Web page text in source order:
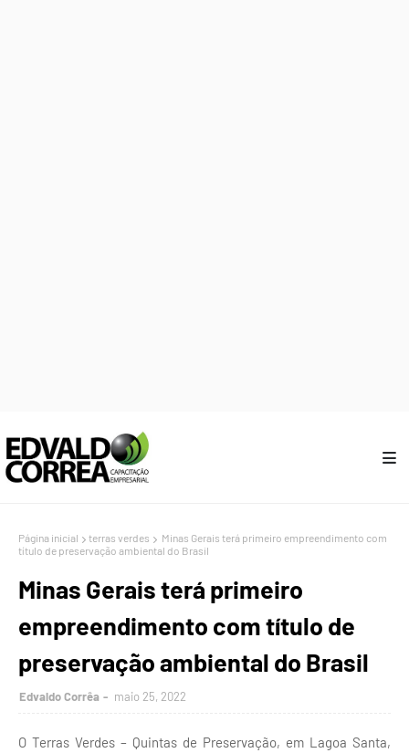
Página inicial terras verdes
Minas Gerais terá primeiro empreendimento com
título de preservação ambiental do Brasil
Minas Gerais terá primeiro
empreendimento com título de
preservação ambiental do Brasil
Edvaldo Corrêa maio 25, 2022
O Terras Verdes – Quintas de Preservação, em Lagoa Santa,